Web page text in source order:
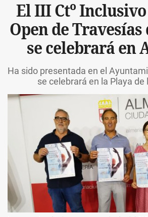
El III Ctº
Open de Travesías
se celebrará en
Ha sido presentada en el
se celebrará en la Playa de